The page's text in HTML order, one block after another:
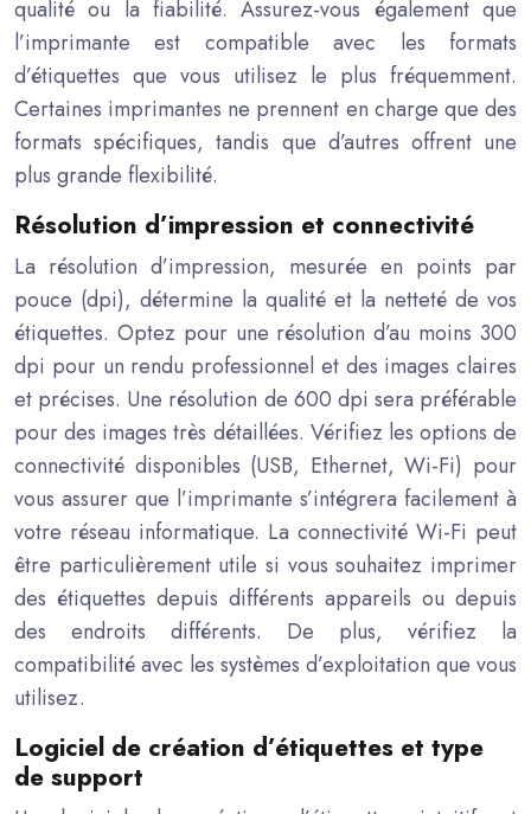
qualité ou la fiabilité. Assurez-vous également que
l’imprimante est compatible avec les formats
d’étiquettes que vous utilisez le plus fréquemment.
Certaines imprimantes ne prennent en charge que des
formats spécifiques, tandis que d’autres offrent une
plus grande flexibilité.
Résolution d’impression et connectivité
La résolution d’impression, mesurée en points par
pouce (dpi), détermine la qualité et la netteté de vos
étiquettes. Optez pour une résolution d’au moins 300
dpi pour un rendu professionnel et des images claires
et précises. Une résolution de 600 dpi sera préférable
pour des images très détaillées. Vérifiez les options de
connectivité disponibles (USB, Ethernet, Wi-Fi) pour
vous assurer que l’imprimante s’intégrera facilement à
votre réseau informatique. La connectivité Wi-Fi peut
être particulièrement utile si vous souhaitez imprimer
des étiquettes depuis différents appareils ou depuis
des endroits différents. De plus, vérifiez la
compatibilité avec les systèmes d’exploitation que vous
utilisez.
Logiciel de création d’étiquettes et type
de support